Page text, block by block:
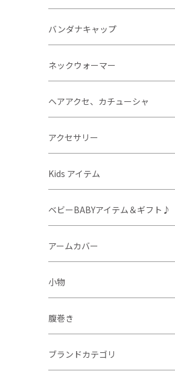
バンダナキャップ
ネックウォーマー
ヘアアクセ、カチューシャ
アクセサリー
Kids アイテム
ベビーBABYアイテム＆ギフト♪
アームカバー
小物
腹巻き
ブランドカテゴリ